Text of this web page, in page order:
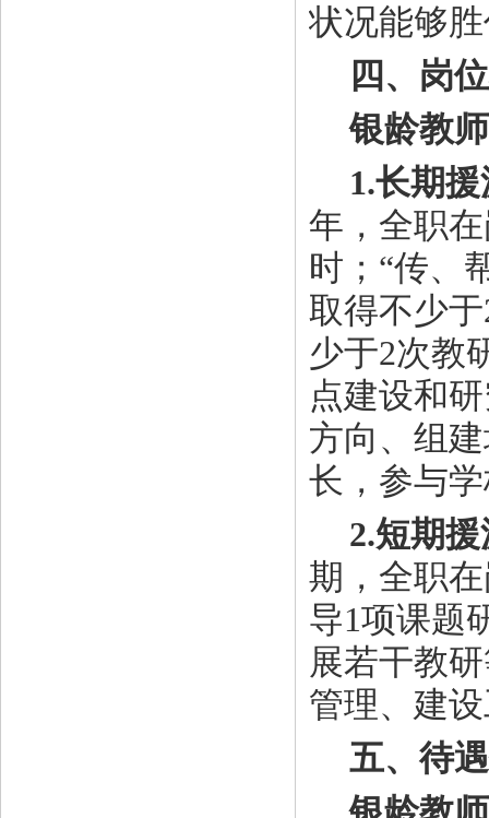
状况能够
四、岗
银龄教师
1.长期
年，全职
时；“传、
取得不少
少于2次教
点建设和
方向、组
长，参与
2.短期
期，全职
导1项课题
展若干教
管理、建
五、待